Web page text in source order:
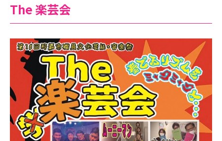
The 楽芸会